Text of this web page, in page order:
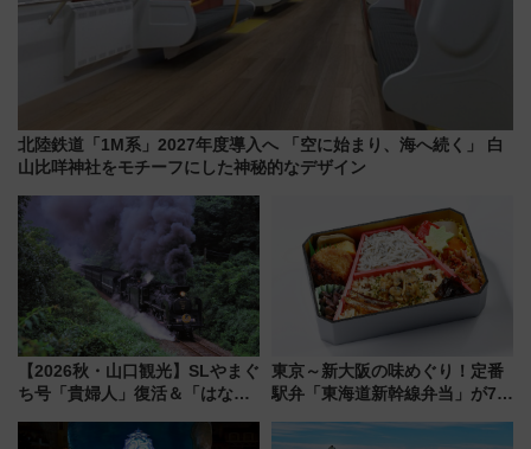
北陸鉄道「1M系」2027年度導入へ 「空に始まり、海へ続く」 白
山比咩神社をモチーフにした神秘的なデザイン
【2026秋・山口観光】SLやまぐ
ち号「貴婦人」復活＆「はなあ
注目観光列車まとめ きっぷの取
東京～新大阪の味めぐり！定番
駅弁「東海道新幹線弁当」が7月